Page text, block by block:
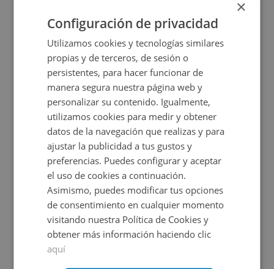
Baños
CESIÓN DE REMATE
Piso en venta en CALLE SAN SEBASTIAN EL
Impuestos no incluidos
85.000€
42m2
×
Configuración de privacidad
Utilizamos cookies y tecnologías similares
propias y de terceros, de sesión o
persistentes, para hacer funcionar de
manera segura nuestra página web y
personalizar su contenido. Igualmente,
utilizamos cookies para medir y obtener
datos de la navegación que realizas y para
ajustar la publicidad a tus gustos y
preferencias. Puedes configurar y aceptar
el uso de cookies a continuación.
Asimismo, puedes modificar tus opciones
de consentimiento en cualquier momento
visitando nuestra Política de Cookies y
obtener más información haciendo clic
aquí